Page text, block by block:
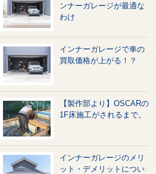
ンナーガレージが最適な
わけ
インナーガレージで車の
買取価格が上がる！？
【製作部より】OSCARの
1F床施工がされるまで。
インナーガレージのメリ
ット・デメリットについ